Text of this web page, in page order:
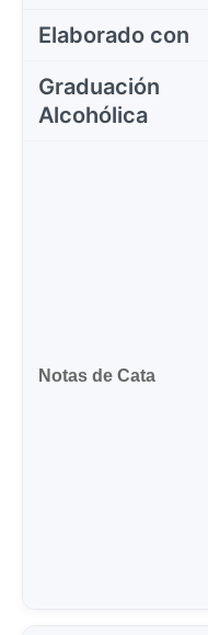
Elaborado con
Graduación
Alcohólica
Notas de Cata